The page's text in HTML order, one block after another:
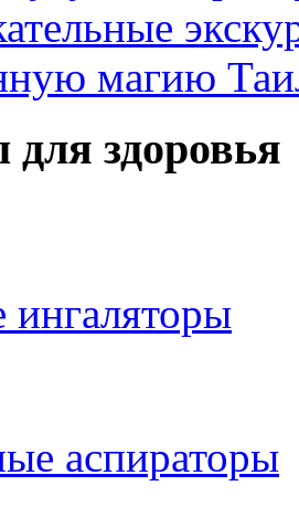
магию
здоровья
ингаляторы
аспираторы